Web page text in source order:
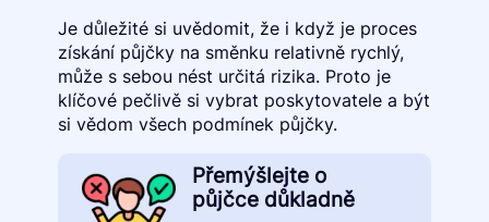
Je důležité si uvědomit, že i když je proces
získání půjčky na směnku relativně rychlý,
může s sebou nést určitá rizika. Proto je
klíčové pečlivě si vybrat poskytovatele a být
si vědom všech podmínek půjčky.
Přemýšlejte o
půjčce důkladně